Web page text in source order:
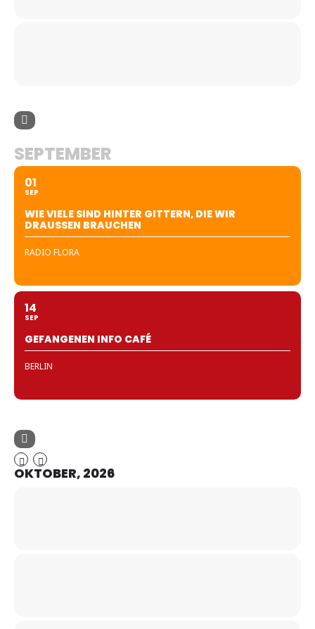
SEPTEMBER
01
SEP
WIE VIELE SIND HINTER GITTERN, DIE WIR
DRAUSSEN BRAUCHEN
RADIO FLORA
14
SEP
GEFANGENEN INFO CAFÉ
BERLIN
OKTOBER, 2026